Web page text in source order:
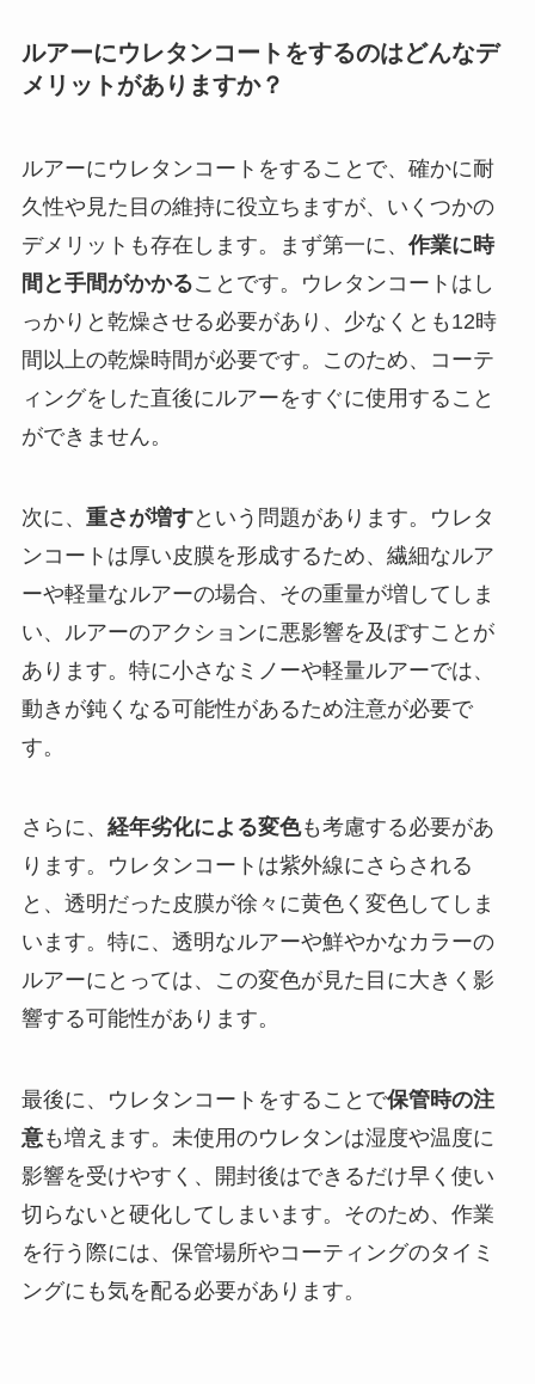
ルアーにウレタンコートをするのはどんなデ
メリットがありますか？
ルアーにウレタンコートをすることで、確かに耐
久性や見た目の維持に役立ちますが、いくつかの
デメリットも存在します。まず第一に、 作業に時
間と手間がかかることです。ウレタンコートはし
っかりと乾燥させる必要があり、少なくとも12時
間以上の乾燥時間が必要です。このため、コーテ
ィングをした直後にルアーをすぐに使用すること
ができません。
次に、 重さが増すという問題があります。ウレタ
ンコートは厚い皮膜を形成するため、繊細なルア
ーや軽量なルアーの場合、その重量が増してしま
い、ルアーのアクションに悪影響を及ぼすことが
あります。特に小さなミノーや軽量ルアーでは、
動きが鈍くなる可能性があるため注意が必要で
す。
さらに、 経年劣化による変色も考慮する必要があ
ります。ウレタンコートは紫外線にさらされる
と、透明だった皮膜が徐々に黄色く変色してしま
います。特に、透明なルアーや鮮やかなカラーの
ルアーにとっては、この変色が見た目に大きく影
響する可能性があります。
最後に、ウレタンコートをすることで保管時の注
意も増えます。未使用のウレタンは湿度や温度に
影響を受けやすく、開封後はできるだけ早く使い
切らないと硬化してしまいます。そのため、作業
を行う際には、保管場所やコーティングのタイミ
ングにも気を配る必要があります。